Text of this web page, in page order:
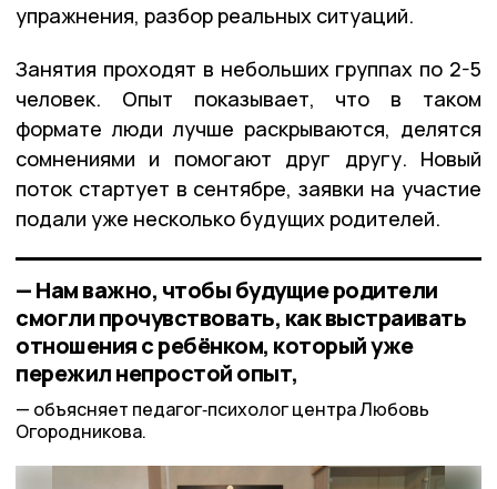
упражнения, разбор реальных ситуаций.
Занятия проходят в небольших группах по 2-5
человек. Опыт показывает, что в таком
формате люди лучше раскрываются, делятся
сомнениями и помогают друг другу. Новый
поток стартует в сентябре, заявки на участие
подали уже несколько будущих родителей.
— Нам важно, чтобы будущие родители
смогли прочувствовать, как выстраивать
отношения с ребёнком, который уже
пережил непростой опыт,
объясняет педагог‑психолог центра Любовь
Огородникова.